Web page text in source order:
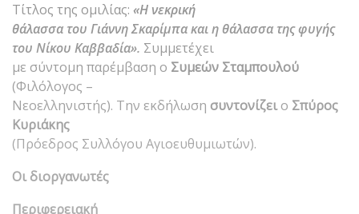
Τίτλος της ομιλίας: «Η νεκρική
θάλασσα του Γιάννη Σκαρίμπα και η θάλασσα της φυγής
του Νίκου Καββαδία». Συμμετέχει
με σύντομη παρέμβαση ο Συμεών Σταμπουλού
(Φιλόλογος –
Νεοελληνιστής). Την εκδήλωση συντονίζειο Σπύρος
Κυριάκης
(Πρόεδρος Συλλόγου Αγιοευθυμιωτών).
Οι διοργανωτές
Περιφερειακή